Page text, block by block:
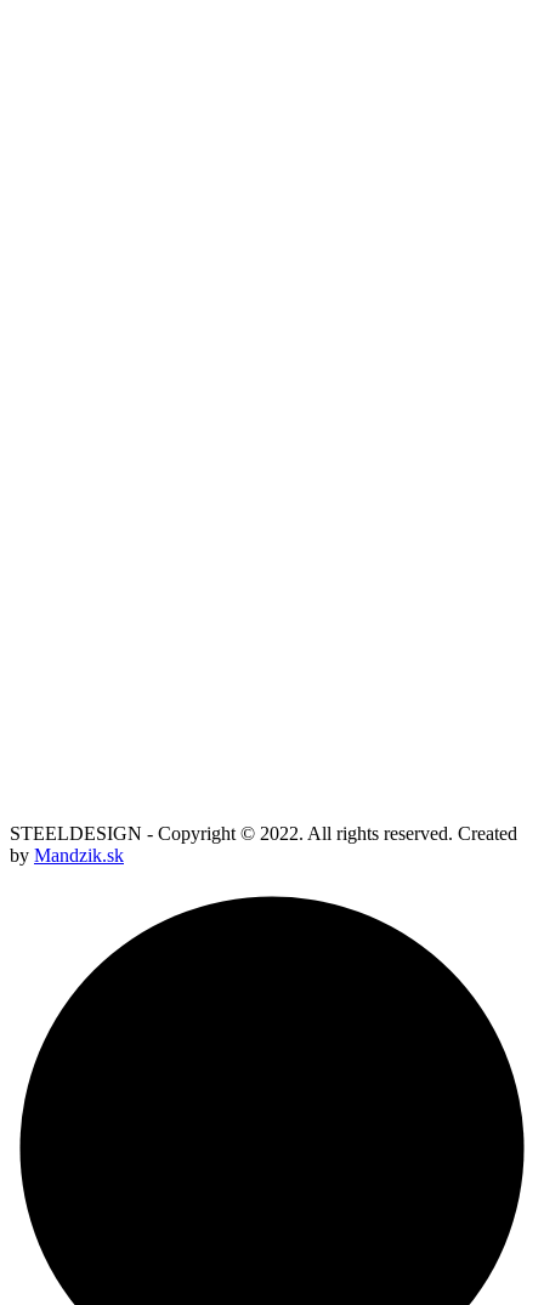
STEELDESIGN - Copyright © 2022. All rights reserved. Created
by Mandzik.sk